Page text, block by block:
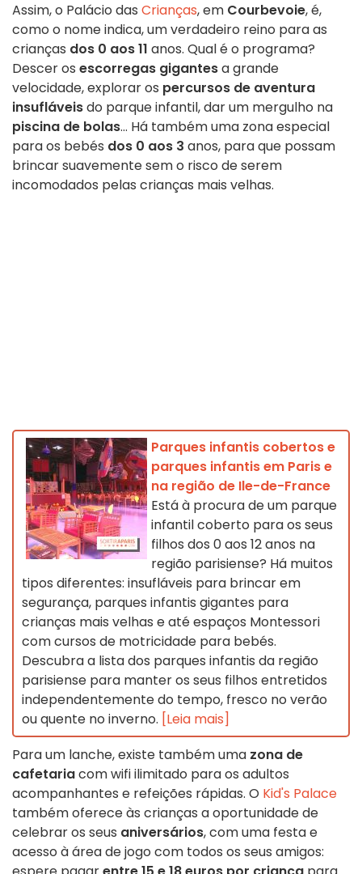
Assim, o Palácio das Crianças, em Courbevoie, é,
como o nome indica, um verdadeiro reino para as
crianças dos 0 aos 11 anos. Qual é o programa?
Descer os escorregas gigantesa grande
velocidade, explorar os percursos de aventura
insufláveisdo parque infantil, dar um mergulho na
piscina de bolas... Há também uma zona especial
para os bebés dos 0 aos 3 anos, para que possam
brincar suavemente sem o risco de serem
incomodados pelas crianças mais velhas.
Parques infantis cobertos e
parques infantis em Paris e
na região de Ile-de-France
Está à procura de um parque
infantil coberto para os seus
filhos dos 0 aos 12 anos na
região parisiense? Há muitos
tipos diferentes: insufláveis para brincar em
segurança, parques infantis gigantes para
crianças mais velhas e até espaços Montessori
com cursos de motricidade para bebés.
Descubra a lista dos parques infantis da região
parisiense para manter os seus filhos entretidos
independentemente do tempo, fresco no verão
ou quente no inverno. [Leia mais]
Para um lanche, existe também uma zona de
cafetariacom wifi ilimitado para os adultos
acompanhantes e refeições rápidas. O Kid's Palace
também oferece às crianças a oportunidade de
celebrar os seus aniversários, com uma festa e
acesso à área de jogo com todos os seus amigos: